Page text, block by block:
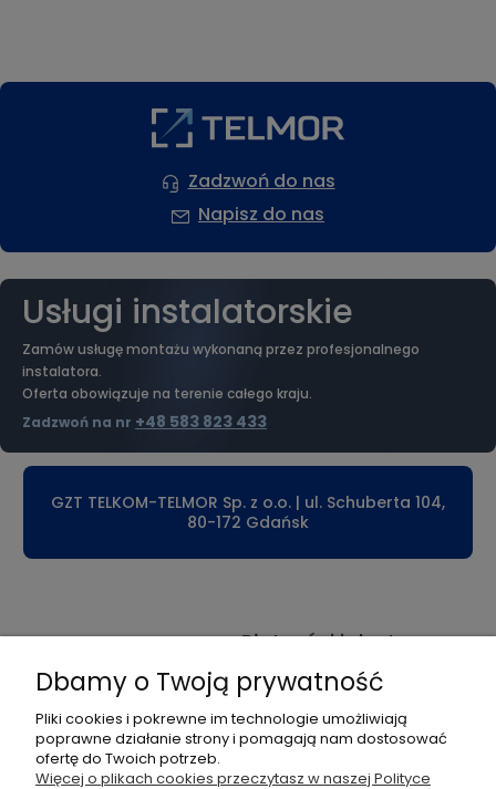
Zadzwoń do nas
Napisz do nas
Usługi instalatorskie
Zamów usługę montażu wykonaną przez profesjonalnego
instalatora.
Oferta obowiązuje na terenie całego kraju.
Zadzwoń na nr +48 583 823 433
GZT TELKOM-TELMOR Sp. z o.o. | ul. Schuberta 104,
80-172 Gdańsk
Płatności i dostawa
Informacje
Pomoc
Dbamy o Twoją prywatność
Pliki cookies i pokrewne im technologie umożliwiają
poprawne działanie strony i pomagają nam dostosować
ofertę do Twoich potrzeb.
Więcej o plikach cookies przeczytasz w naszej Polityce